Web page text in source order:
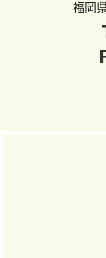
福岡